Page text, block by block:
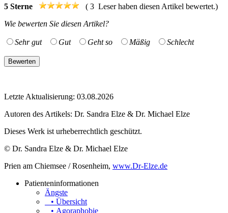
5 Sterne ( 3 Leser haben diesen Artikel bewertet.)
Wie bewerten Sie diesen Artikel?
Sehr gut Gut Geht so Mäßig Schlecht
Letzte Aktualisierung: 03.08.2026
Autoren des Artikels: Dr. Sandra Elze & Dr. Michael Elze
Dieses Werk ist urheberrechtlich geschützt.
© Dr. Sandra Elze & Dr. Michael Elze
Prien am Chiemsee / Rosenheim, www.Dr-Elze.de
Patienteninformationen
Ängste
• Übersicht
• Agoraphobie